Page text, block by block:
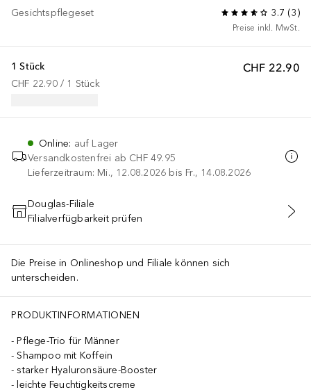
Gesichtspflegeset 3.7 (3)
Preise inkl. MwSt.
CHF 22.90
1 Stück
CHF 22.90 / 1 Stück
Online: auf Lager
Versandkostenfrei ab CHF 49.95
Lieferzeitraum: Mi., 12.08.2026 bis Fr., 14.08.2026
IN DEN WARENKORB
Douglas-Filiale
Filialverfügbarkeit prüfen
Die Preise in Onlineshop und Filiale können sich
unterscheiden.
PRODUKTINFORMATIONEN
Pflege-Trio für Männer
Shampoo mit Koffein
starker Hyaluronsäure-Booster
leichte Feuchtigkeitscreme